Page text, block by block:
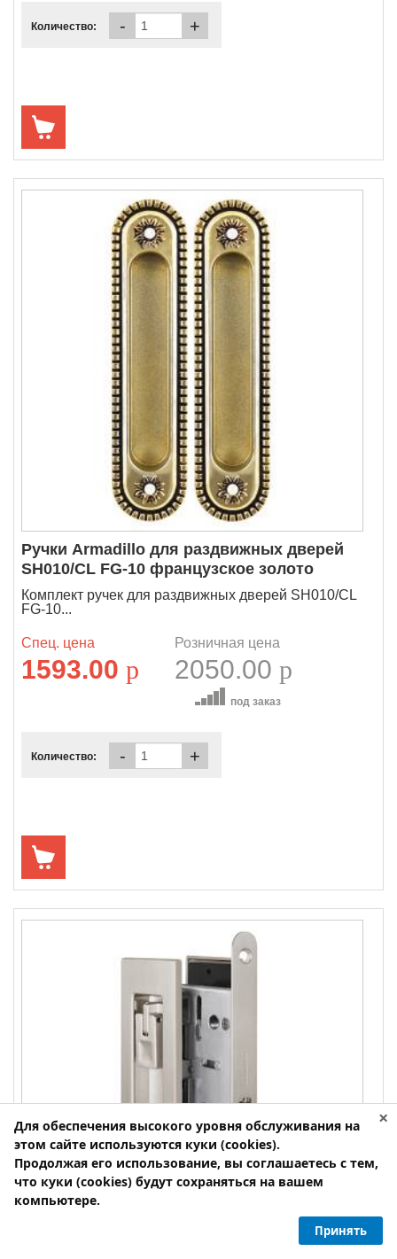
Количество: - +
Ручки Armadillo для раздвижных дверей
SH010/CL FG-10 французское золото
Комплект ручек для раздвижных дверей SH010/CL
FG-10...
Спец. цена
1593.00 p
Розничная цена
2050.00 p
под заказ
Количество: - +
×
Для обеспечения высокого уровня обслуживания на
этом сайте используются куки (cookies).
Продолжая его использование, вы соглашаетесь с тем,
что куки (cookies) будут сохраняться на вашем
компьютере.
Принять